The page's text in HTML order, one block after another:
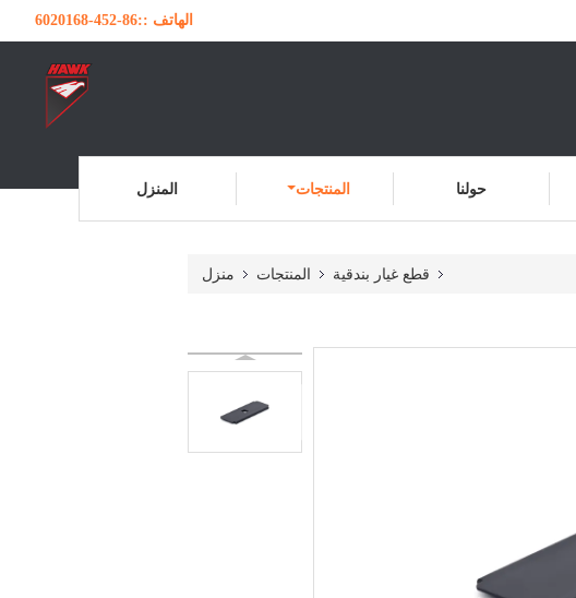
الهاتف ::86-452-6020168
المنزل المنتجات حولنا
منزل المنتجات قطع غيار بندقية